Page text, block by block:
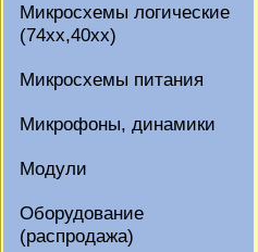
Микросхемы логические
(74xx,40xx)
Микросхемы питания
Микрофоны, динамики
Модули
Оборудование
(распродажа)